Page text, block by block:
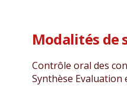
Modalités de
Contrôle oral des
Synthèse Evaluation